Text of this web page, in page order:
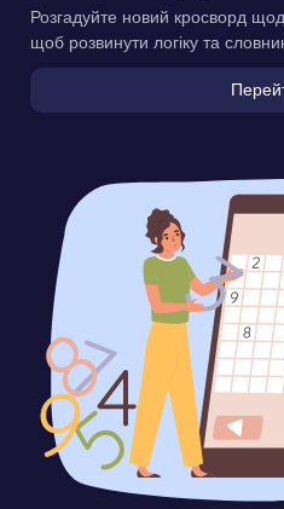
Розгадуйте новий кросворд
щоб розвинути логіку та